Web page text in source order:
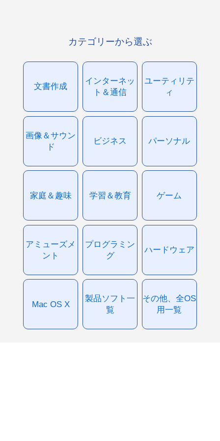
カテゴリーから選ぶ
文書作成
インターネッ
ト＆通信
ユーティリテ
ィ
画像＆サウン
ド
ビジネス パーソナル
家庭＆趣味 学習＆教育 ゲーム
アミューズメ
ント
プログラミン
グ
ハードウェア
Mac OS X
製品ソフト一
覧
その他、全OS
用一覧